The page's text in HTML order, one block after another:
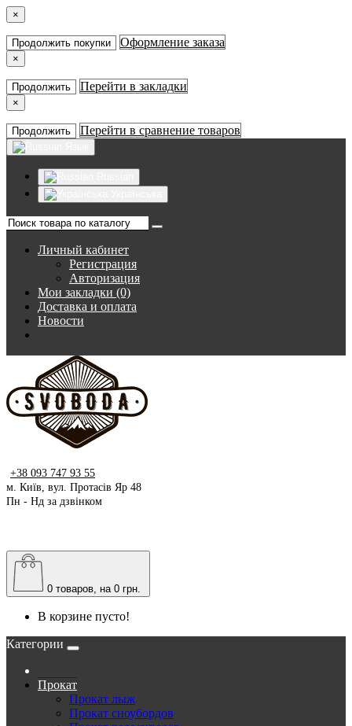
×
Продолжить покупки Оформление заказа
×
Продолжить Перейти в закладки
×
Продолжить Перейти в сравнение товаров
Личный кабинет
Регистрация
Авторизация
Мои закладки (0)
Доставка и оплата
Новости
+38 093 747 93 55
м. Київ, вул. Протасів Яр 48
Пн - Нд за дзвінком
0 товаров, на 0 грн.
В корзине пусто!
Категории
Прокат
Прокат лыж
Прокат сноубордов